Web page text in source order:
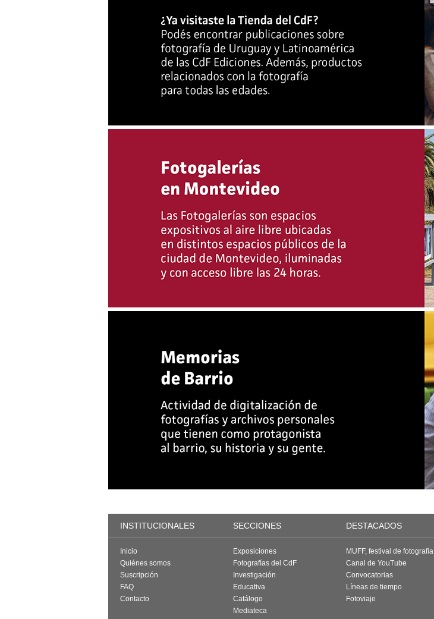
INSTITUCIONALES SECCIONES DESTACADOS
Inicio
Quiénes somos
Suscripción
FAQ
Contacto
Exposiciones
Fotografías del CdF
Investigación
Educativa
Catálogo
Mediateca
MUFF, festival de fotografía
Canal de YouTube
Convocatorias
Líneas de tiempo
Fotoviaje